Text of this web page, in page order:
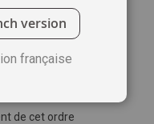
de cet ordre
version
française